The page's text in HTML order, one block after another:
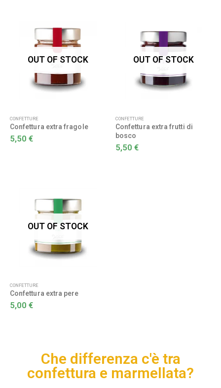
OUT OF STOCK
CONFETTURE
Confettura extra fragole
5,50€
OUT OF STOCK
CONFETTURE
Confettura extra frutti di
bosco
5,50€
OUT OF STOCK
CONFETTURE
Confettura extra pere
5,00€
Che differenza c'è tra
confettura e marmellata?